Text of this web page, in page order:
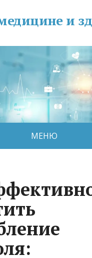
и
МЕНЮ